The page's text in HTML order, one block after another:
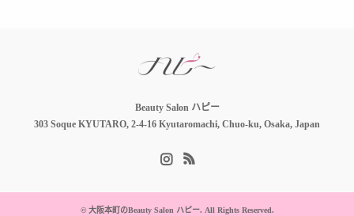
Beauty Salon ハピー
303 Soque KYUTARO, 2-4-16 Kyutaromachi, Chuo-ku, Osaka, Japan
© 大阪本町のBeauty Salon ハピー. All Rights Reserved.